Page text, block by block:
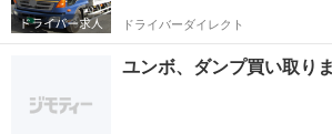
ドライバーダイレクト
ユンボ、ダンプ買い取り